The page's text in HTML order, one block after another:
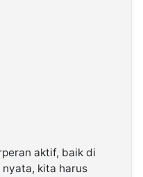
aktif, baik di
kita harus